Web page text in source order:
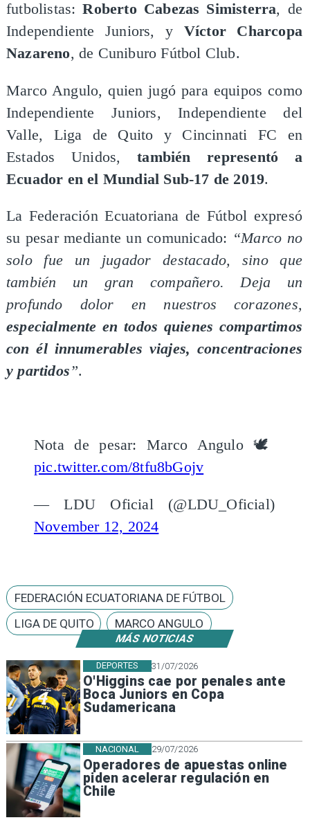
MÁS NOTICIAS
31/07/2026
O'Higgins cae por penales ante
Boca Juniors en Copa
Sudamericana
DEPORTES
29/07/2026
Operadores de apuestas online
piden acelerar regulación en
Chile
NACIONAL
futbolistas:Roberto Cabezas Simisterra, de
Independiente Juniors, y Víctor Charcopa
Nazareno, de Cuniburo Fútbol Club.
Marco Angulo, quien jugó para equipos como
Independiente Juniors, Independiente del
Valle, Liga de Quito y Cincinnati FC en
Estados Unidos,
también representó a
Ecuador en el Mundial Sub-17 de 2019.
La Federación Ecuatoriana de Fútbol expresó
su pesar mediante un comunicado: “Marco no
solo fue un jugador destacado, sino que
también un gran compañero. Deja un
profundo dolor en nuestros corazones,
especialmente en todos quienes compartimos
con él innumerables viajes, concentraciones
y partidos”.
Nota de pesar: Marco Angulo 🕊️
pic.twitter.com/8tfu8bGojv
— LDU Oficial (@LDU_Oficial)
November 12, 2024
FEDERACIÓN ECUATORIANA DE FÚTBOL
LIGA DE QUITO
MARCO ANGULO